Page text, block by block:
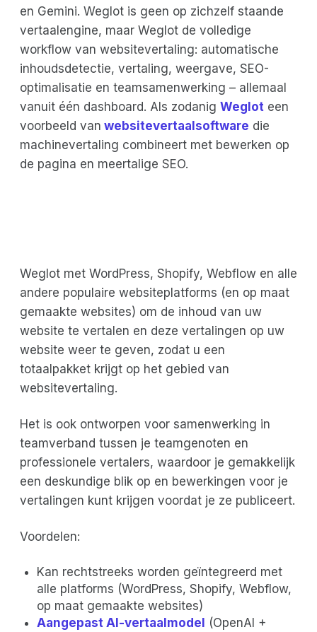
en Gemini. Weglot is geen op zichzelf staande
vertaalengine, maar Weglot de volledige
workflow van websitevertaling: automatische
inhoudsdetectie, vertaling, weergave, SEO-
optimalisatie en teamsamenwerking – allemaal
vanuit één dashboard. Als zodanig Weglot een
voorbeeld van websitevertaalsoftware die
machinevertaling combineert met bewerken op
de pagina en meertalige SEO.
Weglot met WordPress, Shopify, Webflow en alle
andere populaire websiteplatforms (en op maat
gemaakte websites) om de inhoud van uw
website te vertalen en deze vertalingen op uw
website weer te geven, zodat u een
totaalpakket krijgt op het gebied van
websitevertaling.
Het is ook ontworpen voor samenwerking in
teamverband tussen je teamgenoten en
professionele vertalers, waardoor je gemakkelijk
een deskundige blik op en bewerkingen voor je
vertalingen kunt krijgen voordat je ze publiceert.
Voordelen:
Kan rechtstreeks worden geïntegreerd met
alle platforms (WordPress, Shopify, Webflow,
op maat gemaakte websites)
Aangepast AI-vertaalmodel
(OpenAI +